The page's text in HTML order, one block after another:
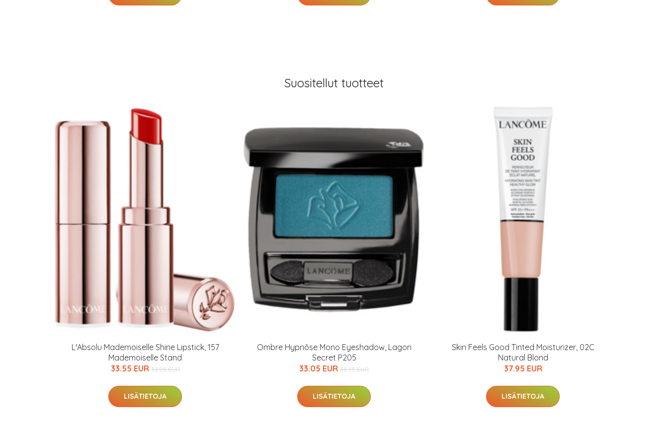
Suositellut tuotteet
L'Absolu Mademoiselle Shine Lipstick, 157
Mademoiselle Stand
33.55 EUR 33.95 EUR
LISÄTIETOJA
Ombre Hypnôse Mono Eyeshadow, Lagon
Secret P205
33.05 EUR 33.95 EUR
LISÄTIETOJA
Skin Feels Good Tinted Moisturizer, 02C
Natural Blond
37.95 EUR
LISÄTIETOJA
Erikoistarjous
Sponsoriltamme
IdealofMeD Kauppa
Kaikki IdealofMeDin tuotteet -20 %!